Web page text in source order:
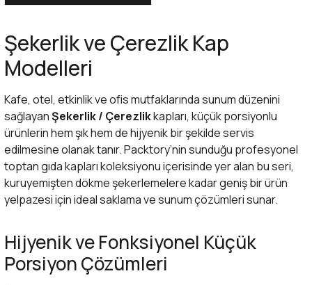
Geri Dönüştürülebilir Doypack
Şekerlik ve Çerezlik Kap
Modelleri
Kafe, otel, etkinlik ve ofis mutfaklarında sunum düzenini
sağlayanŞekerlik / Çerezlikkapları, küçük porsiyonlu
ürünlerin hem şık hem de hijyenik bir şekilde servis
edilmesine olanak tanır. Packtory’nin sunduğu profesyonel
toptan gıda kaplarıkoleksiyonu içerisinde yer alan bu seri,
kuruyemişten dökme şekerlemelere kadar geniş bir ürün
yelpazesi için ideal saklama ve sunum çözümleri sunar.
Hijyenik ve Fonksiyonel Küçük
Porsiyon Çözümleri